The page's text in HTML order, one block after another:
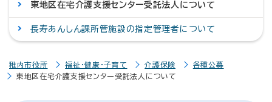
東地区在宅介護支援センター受託法人について
長寿あんしん課所管施設の指定管理者について
稚内市役所 福祉・健康・子育て 介護保険
各種公募
東地区在宅介護支援センター受託法人について